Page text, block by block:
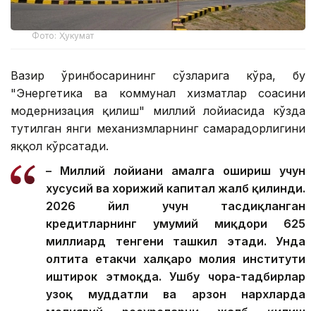
Фото: Ҳукумат
Вазир ўринбосарининг сўзларига кўра, бу
"Энергетика ва коммунал хизматлар соҳасини
модернизация қилиш" миллий лойиҳасида кўзда
тутилган янги механизмларнинг самарадорлигини
яққол кўрсатади.
– Миллий лойиҳани амалга ошириш учун
хусусий ва хорижий капитал жалб қилинди.
2026 йил учун тасдиқланган
кредитларнинг умумий миқдори 625
миллиард тенгени ташкил этади. Унда
олтита етакчи халқаро молия институти
иштирок этмоқда. Ушбу чора-тадбирлар
узоқ муддатли ва арзон нархларда